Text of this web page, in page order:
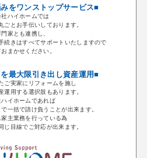
をワンストップサービス■
ハイホームでは
ごとお手伝いしております。
家とも連携し、
続きはすべてサポートいたしますので
まかせください。
最大限引き出し資産運用■
ご実家にリフォームを施し
運用する選択肢もあります。
イホームであれば
一括で請け負うことが出来ます。
主業務を行っている為
じ目線でご対応が出来ます。